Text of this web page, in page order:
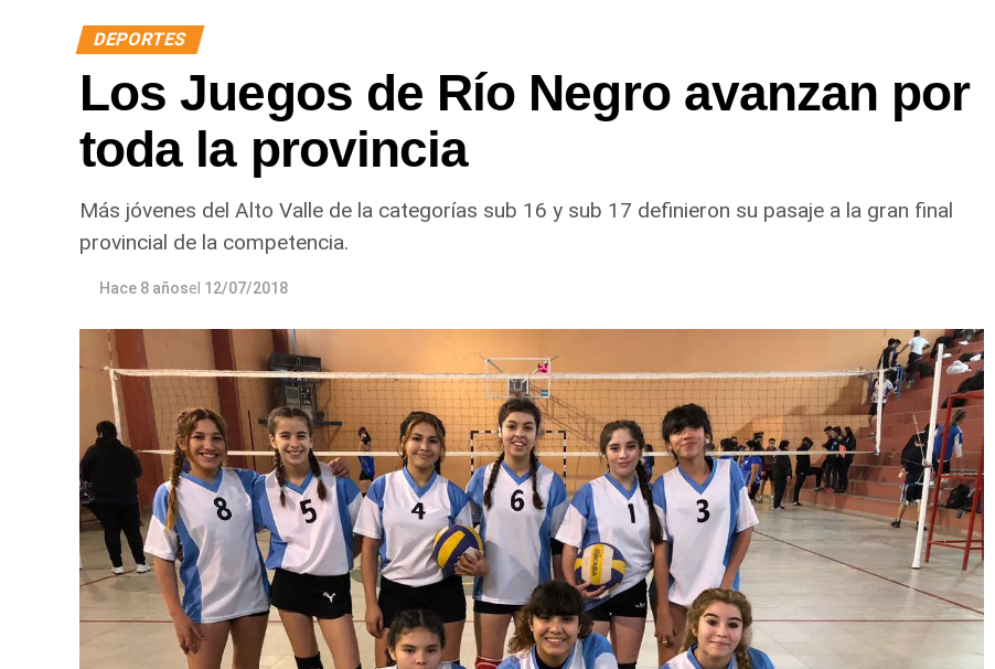
DEPORTES
Los Juegos de Río Negro avanzan por
toda la provincia
Más jóvenes del Alto Valle de la categorías sub 16 y sub 17 definieron su pasaje a la gran final
provincial de la competencia.
Hace 8 añosel 12/07/2018